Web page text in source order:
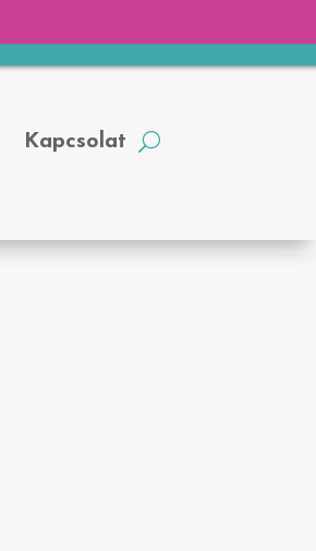
Kapcsolat